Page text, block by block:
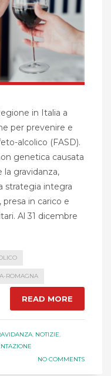
in Italia a
per prevenire e
alcolico (FASD).
genetica causata
la gravidanza,
strategia integra
in carico e
Al 31 dicembre
ROMAGNA
READ MORE
, NOTIZIE,
NO COMMENTS